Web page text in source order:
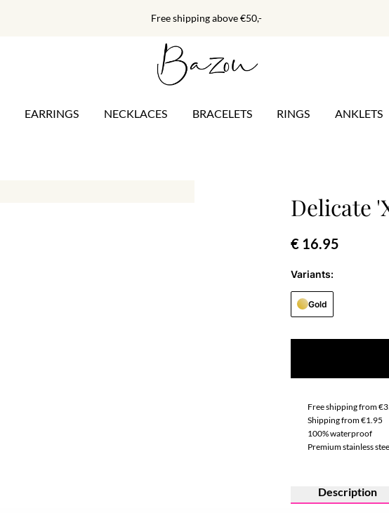
Free shipping above €50,-
EARRINGS NECKLACES BRACELETS RINGS ANKLETS
Delicate
€ 16.95
Variants:
Gold
Free shipping from
Shipping from €1.95
100% waterproof
Premium stainless
Description